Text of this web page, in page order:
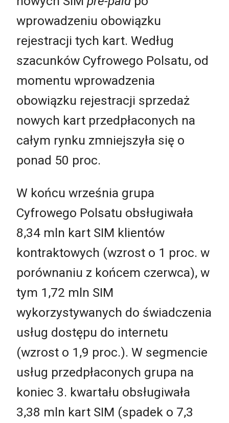
wprowadzeniu obowiązku
rejestracji tych kart. Według
szacunków Cyfrowego Polsatu, od
momentu wprowadzenia
obowiązku rejestracji sprzedaż
nowych kart przedpłaconych na
całym rynku zmniejszyła się o
ponad 50 proc.
W końcu września grupa
Cyfrowego Polsatu obsługiwała
8,34 mln kart SIM klientów
kontraktowych (wzrost o 1 proc. w
porównaniu z końcem czerwca), w
tym 1,72 mln SIM
wykorzystywanych do świadczenia
usług dostępu do internetu
(wzrost o 1,9 proc.). W segmencie
usług przedpłaconych grupa na
koniec 3. kwartału obsługiwała
3,38 mln kart SIM (spadek o 7,3